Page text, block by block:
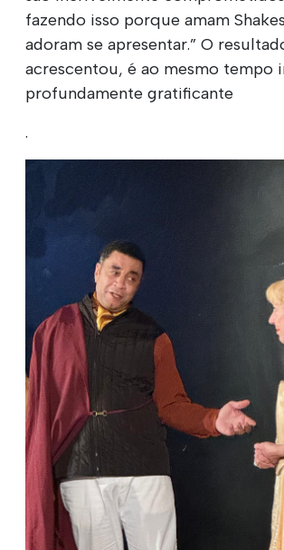
fazendo isso porque amam
adoram se apresentar.” O
acrescentou, é ao mesmo tempo
profundamente gratificante
.